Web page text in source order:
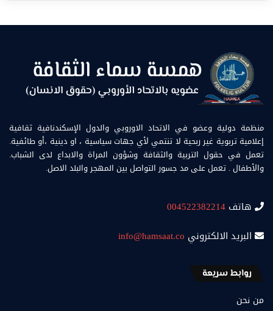
منظمة دولية وعضو في الاتحاد الاوروبي والدول الإسكندنافية ثقافية
إعلامية تربوية غير ربحية لا تنتمي لأي جهات سياسية ، او دينية ،أو طائفية.
تعمل في حقول التربية والثقافة وشؤون المراة والابداع لدى الشباب.
والأطفال . تعمل على مد جسور التواصل بين المهجر والبلد الاصل.
هاتف 004522382214
البريد الالكتروني info@hamsaat.co
روابط سريعة
من نحن